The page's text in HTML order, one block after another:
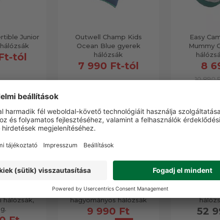
Junior
tól
Outwell Champ Kids
Ocean Blue gyerek
hálózsák
7 990 Ft-tól
Easy
Mummy
8
10 890
hálózsák,
Outwell Companion
hagyományos hálózsák
9 990 Ft 52